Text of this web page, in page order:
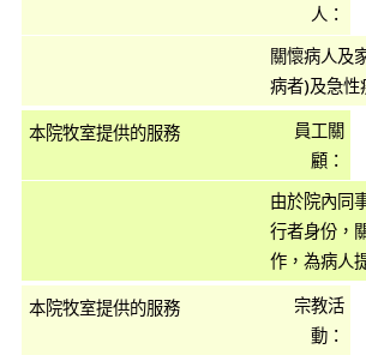
人：
關懷病人及
病者)及急性
員工關
顧：
由於院內同
行者身份，
作，為病人
宗教活
動：